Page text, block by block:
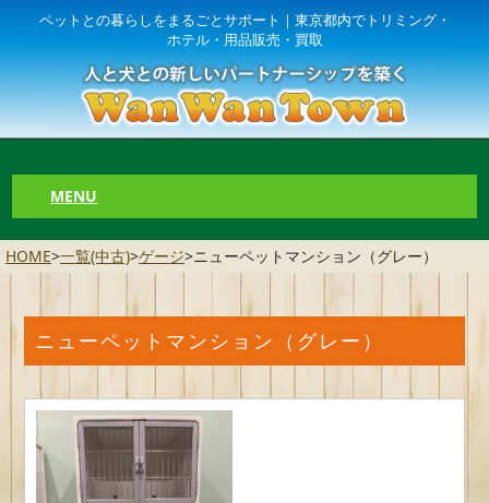
ペットとの暮らしをまるごとサポート｜東京都内でトリミング・
ホテル・用品販売・買取
MENU
HOME>一覧(中古)>ゲージ>ニューペットマンション（グレー）
ニューペットマンション（グレー）